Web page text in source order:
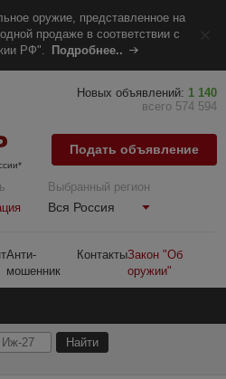
оружие, представленное на
продаже в соответствии с
РФ".
Подробнее..
Выбранный регион
Вся Россия
Анти-
мошенник
КонтактыЗакон "Об
оружии"
Новых объявлений: 1 140
всего 574 594
Подать объявление